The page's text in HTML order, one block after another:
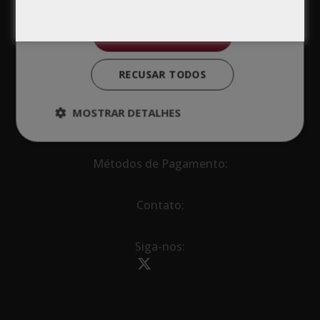
Métodos de Pagamento:
Contato:
Siga-nos:
RECUSAR TODOS
MOSTRAR DETALHES